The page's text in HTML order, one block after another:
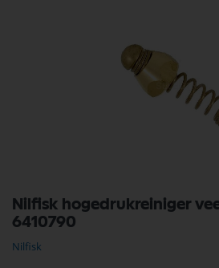
Nilfisk hogedrukreiniger
6410790
Nilfisk
naar
het
van